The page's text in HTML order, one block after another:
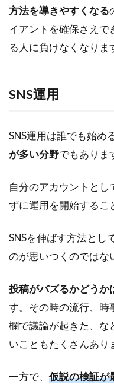
方法を導きやすくなる
イアントを確保さえで
る人に負けなくなりま
SNS運用
SNS運用は誰でも始め
が多い分野でもありま
自分のアカウントと
ずに運用を開始するこ
SNSを伸ばす方法とし
のが思いつくのではな
投稿がバズるかどうか
す。その時の流行、時
欄で議論が起きた、な
いこともたくさんあり
一方で、仮説の検証が